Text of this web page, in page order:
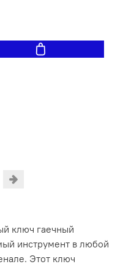
ключ гаечный
инструмент в любой
Этот ключ